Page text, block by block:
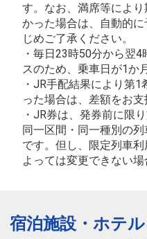
す。なお、満席等によ
かった場合は、自動的
じめご了承ください。
・毎日23時50分から翌
スのため、乗車日が1か
・JR手配結果により第
った場合は、差額をお支
・JR券は、発券前に限
同一区間・同一種別の
です。但し、限定列車
よっては変更できない場
宿泊施設・ホテ